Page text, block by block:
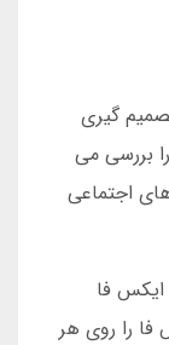
گیری
بررسی می
2024 در شبکه های اجتماعی
ایکس فا
فا را روی هر